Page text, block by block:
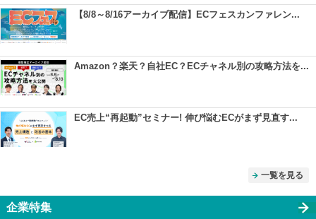
【8/8～8/16アーカイブ配信】ECフェスカンファレン...
Amazon？楽天？自社EC？ECチャネル別の攻略方法を...
EC売上“再起動”セミナー! 伸び悩むECがまず見直す...
一覧を見る
企業特集